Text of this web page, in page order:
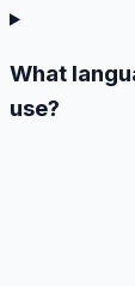
What
use?